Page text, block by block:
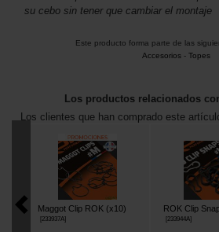
su cebo sin tener que cambiar el montaje
Este producto forma parte de las
Accesorios- Topes
Los productos relacionados
Los clientes que han comprado este
Maggot Clip ROK (x10)
233937A]
ROK Clip
233944A]